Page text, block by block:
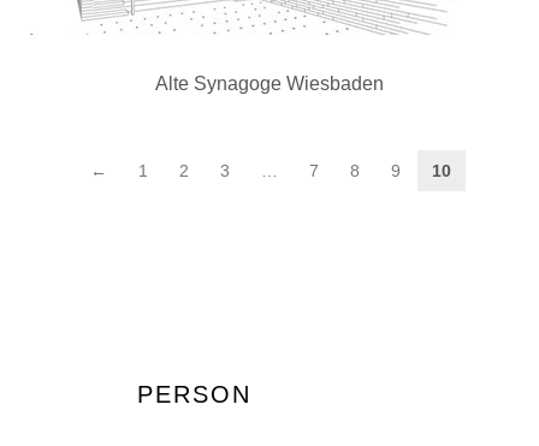
Alte Synagoge Wiesbaden
← 1 2 3 7 8 9 10
PERSON